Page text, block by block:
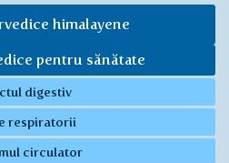
himalayene
pentru sănătate
digestiv
respiratorii
circulator